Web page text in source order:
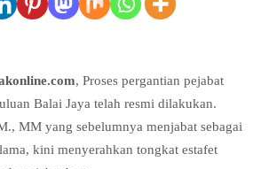
, Proses pergantian pejabat
Balai Jaya telah resmi dilakukan.
MM yang sebelumnya menjabat sebagai
kini menyerahkan tongkat estafet